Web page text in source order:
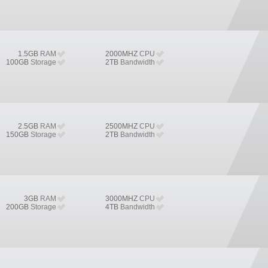
2000MHZCPU
1.5GB RAM
2TB Bandwidth
100GB Storage
2500MHZCPU
2.5GB RAM
2TB Bandwidth
150GB Storage
3000MHZCPU
3GB RAM
4TB Bandwidth
200GB Storage